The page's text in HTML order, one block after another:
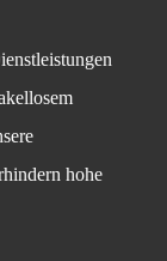
hohe